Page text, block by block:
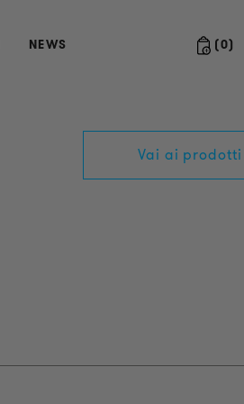
(0)
NEWS
Vai ai prodotti